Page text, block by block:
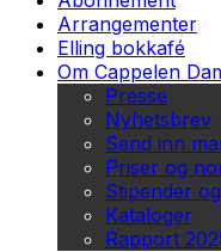
Arrangementer
Elling bokkafé
Om Cappelen
Presse
Nyhetsbrev
Send inn
Priser og
Stipender
Kataloger
Rapport